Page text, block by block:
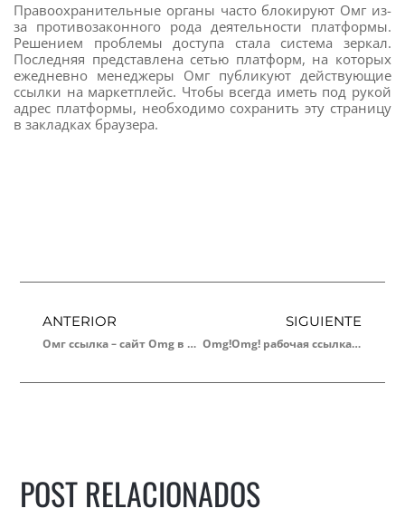
Правоохранительные органы часто блокируют Омг из-
за противозаконного рода деятельности платформы.
Решением проблемы доступа стала система зеркал.
Последняя представлена сетью платформ, на которых
ежедневно менеджеры Омг публикуют действующие
ссылки на маркетплейс. Чтобы всегда иметь под рукой
адрес платформы, необходимо сохранить эту страницу
в закладках браузера.
ANTERIOR
Омг ссылка – сайт Omg в Tor –
SIGUIENTE
Omg!Omg! рабочая ссылка ⭐️ Официальный сайт ОМГ ⭐️ Сайт OMGOMG ⭐️ Ссылка на омгу
POST RELACIONADOS